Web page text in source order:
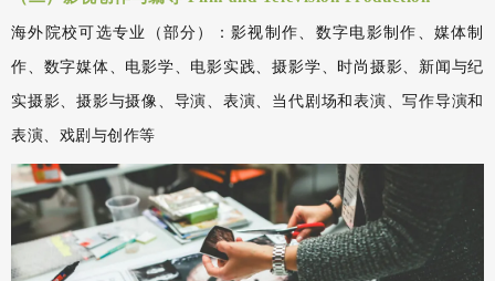
海外院校可选专业（部分）：影视制作、数字电影制作、媒体制
作、数字媒体、电影学、电影实践、摄影学、时尚摄影、新闻与纪
实摄影、摄影与摄像、导演、表演、当代剧场和表演、写作导演和
表演、戏剧与创作等